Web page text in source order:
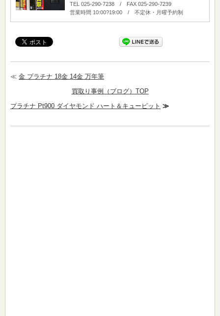
TEL 025-290-7238 / FAX 025-290-7239
営業時間 10:00?19:00 / 不定休・月曜予約制
≪ 金 プラチナ 18金 14金 万年筆
買取り事例（ブログ）TOP
プラチナ Pt900 ダイヤモンド ハート＆キューピット ≫